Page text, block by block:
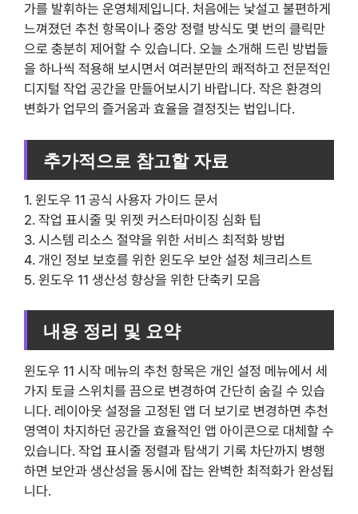
가를 발휘하는 운영체제입니다. 처음에는 낯설고 불편하게
느껴졌던 추천 항목이나 중앙 정렬 방식도 몇 번의 클릭만
으로 충분히 제어할 수 있습니다. 오늘 소개해 드린 방법들
을 하나씩 적용해 보시면서 여러분만의 쾌적하고 전문적인
디지털 작업 공간을 만들어보시기 바랍니다. 작은 환경의
변화가 업무의 즐거움과 효율을 결정짓는 법입니다.
추가적으로 참고할 자료
1. 윈도우 11 공식 사용자 가이드 문서
2. 작업 표시줄 및 위젯 커스터마이징 심화 팁
3. 시스템 리소스 절약을 위한 서비스 최적화 방법
4. 개인 정보 보호를 위한 윈도우 보안 설정 체크리스트
5. 윈도우 11 생산성 향상을 위한 단축키 모음
내용 정리 및 요약
윈도우 11 시작 메뉴의 추천 항목은 개인 설정 메뉴에서 세
가지 토글 스위치를 끔으로 변경하여 간단히 숨길 수 있습
니다. 레이아웃 설정을 고정된 앱 더 보기로 변경하면 추천
영역이 차지하던 공간을 효율적인 앱 아이콘으로 대체할 수
있습니다. 작업 표시줄 정렬과 탐색기 기록 차단까지 병행
하면 보안과 생산성을 동시에 잡는 완벽한 최적화가 완성됩
니다.